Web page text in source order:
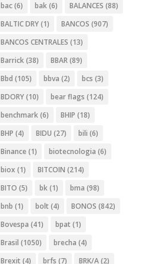
bac(6) bak(6) BALANCES (88)
BALTIC DRY(1) BANCOS (907)
BANCOS CENTRALES (13)
Barrick(38) BBAR(89)
Bbd (105) bbva (2) bcs (3)
BDORY(10) bear flags (124)
benchmark(6) BHIP (18)
BHP (4) BIDU (27) bili (6)
Binance (1) biotecnologia (6)
biox (1) BITCOIN (214)
BITO (5) bk(1) bma (98)
bnb (1) bolt (4) BONOS (842)
Bovespa (41) bpat (1)
Brasil (1050) brecha (4)
Brexit (4) brfs (7) BRK/A(2)